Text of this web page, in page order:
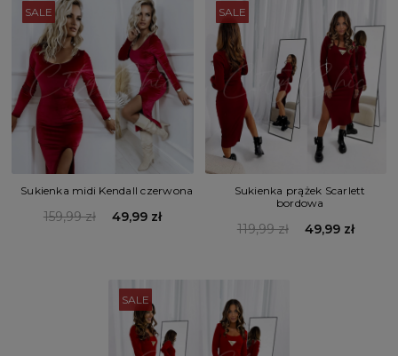
SALE
Sukienka midi Kendall czerwona
159,99 zł 49,99 zł
SALE
Sukienka prążek Scarlett
bordowa
119,99 zł 49,99 zł
SALE